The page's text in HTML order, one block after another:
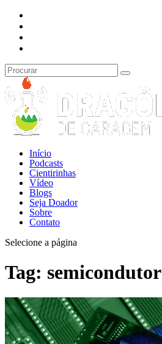
Início
Podcasts
Cientirinhas
Vídeo
Blogs
Seja Doador
Sobre
Contato
Selecione a página
Tag: semicondutor